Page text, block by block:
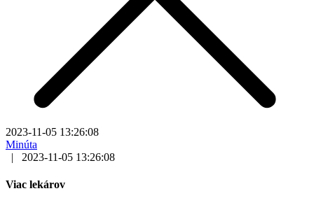
2023-11-05 13:26:08
Minúta
|
2023-11-05 13:26:08
Viac lekárov